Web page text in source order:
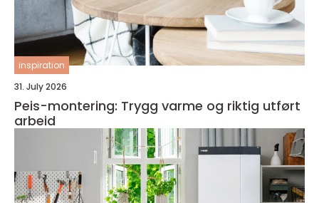
inspiration
31. July 2026
Peis-montering: Trygg varme og riktig utført
arbeid